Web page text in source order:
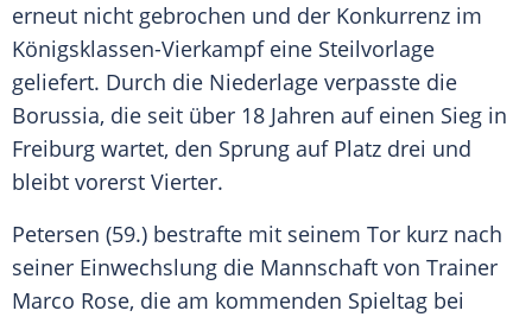
erneut nicht gebrochen und der Konkurrenz im
Königsklassen-Vierkampf eine Steilvorlage
geliefert. Durch die Niederlage verpasste die
Borussia, die seit über 18 Jahren auf einen Sieg in
Freiburg wartet, den Sprung auf Platz drei und
bleibt vorerst Vierter.
Petersen (59.) bestrafte mit seinem Tor kurz nach
seiner Einwechslung die Mannschaft von Trainer
Marco Rose, die am kommenden Spieltag bei